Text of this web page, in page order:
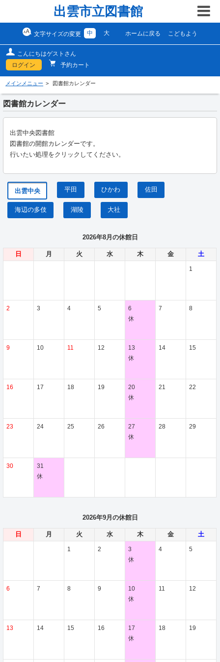
出雲市立図書館
文字サイズの変更 中 大 ホームに戻る こどもよう
こんにちはゲストさん
ログイン
予約カート
メインメニュー 図書館カレンダー
図書館カレンダー
出雲中央図書館
図書館の開館カレンダーです。
行いたい処理をクリックしてください。
出雲中央 平田 ひかわ 佐田
海辺の多伎 湖陵 大社
2026年8月の休館日
日 月 火 水 木 金 土
1
2 3 4 5
6
休
7 8
9 10 11 12
13
休
14 15
16 17 18 19
20
休
21 22
23 24 25 26
27
休
28 29
30
31
休
2026年9月の休館日
日 月 火 水 木 金 土
1 2
3
休
4 5
6 7 8 9
10
休
11 12
13 14 15 16
17
休
18 19